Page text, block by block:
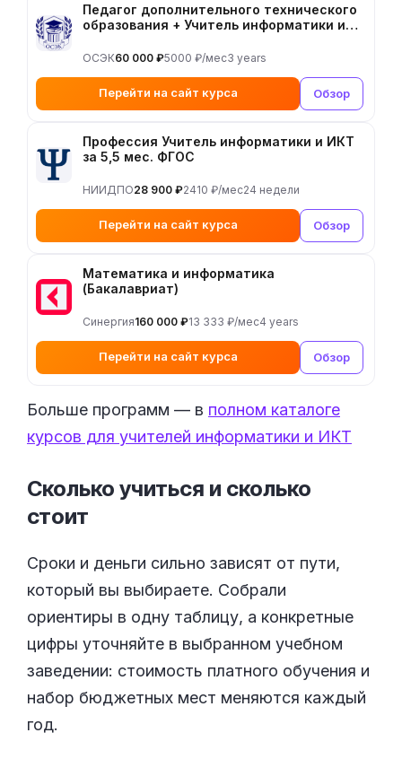
Педагог дополнительного технического
образования + Учитель информатики и
ОСЭК60 000 ₽5000 ₽/мес3 years
Перейти на сайт курса Обзор
Профессия Учитель информатики и ИКТ
за 5,5 мес. ФГОС
НИИДПО28 900 ₽2410 ₽/мес24 недели
Перейти на сайт курса Обзор
Математика и информатика
(Бакалавриат)
Синергия160 000 ₽13 333 ₽/мес4 years
Перейти на сайт курса Обзор
Больше программ — в полном каталоге
курсов для учителей информатики и ИКТ
Сколько учиться и сколько
стоит
Сроки и деньги сильно зависят от пути,
который вы выбираете. Собрали
ориентиры в одну таблицу, а конкретные
цифры уточняйте в выбранном учебном
заведении: стоимость платного обучения и
набор бюджетных мест меняются каждый
год.